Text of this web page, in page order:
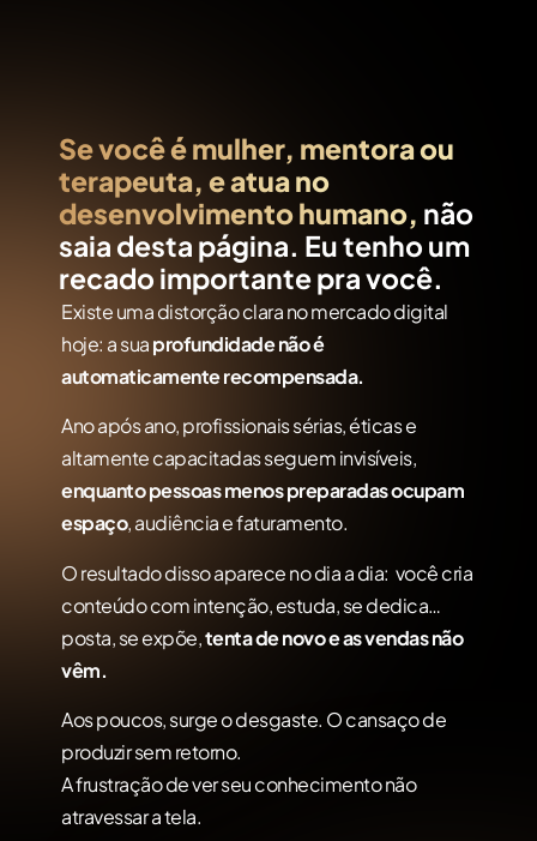
Se você é mulher, mentora ou
terapeuta, e atua no
desenvolvimento humano, não
saia desta página. Eu tenho um
recado importante pra você.
Existe uma distorção clara no mercado digital
hoje: a suaprofundidade não é
automaticamente recompensada.
Ano após ano, profissionais sérias, éticas e
altamente capacitadas seguem invisíveis,
enquanto pessoas menos preparadas ocupam
espaço, audiência e faturamento.
O resultado disso aparece no dia a dia: você cria
conteúdo com intenção, estuda, se dedica…
posta, se expõe,tenta de novo e as vendas não
vêm.
Aos poucos, surge o desgaste. O cansaço de
produzir sem retorno.
A frustração de ver seu conhecimento não
atravessar a tela.